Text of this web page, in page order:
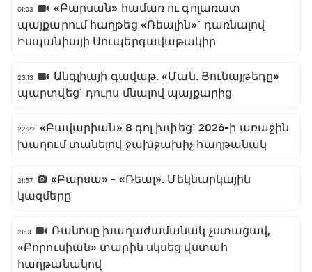
01:03
«Բարսան» համառ ու գոլառատ
պայքարում հաղթեց «Ռեալին»` դառնալով
Իսպանիայի Սուպերգավաթակիր
23:13
Անգլիայի գավաթ. «Ման. Յունայթեդը»
պարտվեց` դուրս մնալով պայքարից
22:27 «Բավարիան» 8 գոլ խփեց` 2026-ի առաջին
խաղում տանելով ջախջախիչ հաղթանակ
21:57
«Բարսա» - «Ռեալ». Մեկնարկային
կազմերը
21:13
Ռանոսը խաղաժամանակ չստացավ,
«Բորուսիան» տարին սկսեց վստահ
հաղթանակով